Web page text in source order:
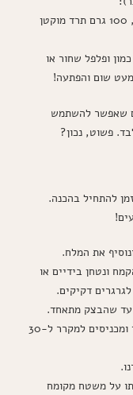
200 גרם גבינת פטה מתפוררת, 100 גרם תרד מוקטן
שום והפתעה!
שאפשר להשתמש
פשוט, נכון?
להתחיל בהכנה.
את המלח.
ונטחן בידיים או
דקיקים.
עד שהבצק מתאחד.
עוטפים את הבצק בניילון נצמד ומכניסים למקרר ל-30
על משטח מקומח